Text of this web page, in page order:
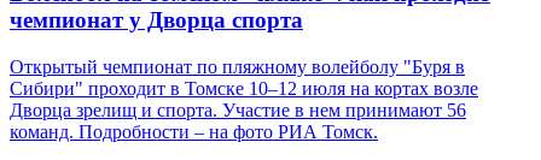
чемпионат у Дворца спорта
Открытый чемпионат по пляжному волейболу "Буря в
Сибири" проходит в Томске 10–12 июля на кортах возле
Дворца зрелищ и спорта. Участие в нем принимают 56
команд. Подробности – на фото РИА Томск.